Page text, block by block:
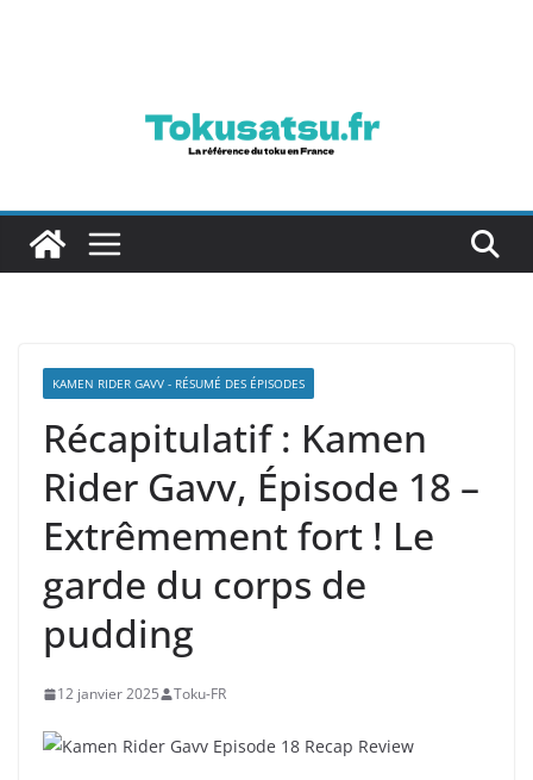
KAMEN RIDER GAVV - RÉSUMÉ DES ÉPISODES
Récapitulatif : Kamen
Rider Gavv, Épisode 18 –
Extrêmement fort ! Le
garde du corps de
pudding
12 janvier 2025 Toku-FR